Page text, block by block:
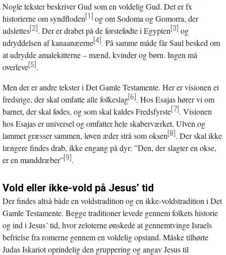
Nogle tekster beskriver Gud som en voldelig Gud. Det er fx
historierne om syndfloden [1]
og om Sodoma og Gomorra, der
udslettes [2] . Der er drabet på de førstefødte i Egypten [3] og
udryddelsen af kanaanæerne [4] . På samme måde får Saul besked om
at udrydde amalekitterne – mænd, kvinder og børn. Ingen må
overleve [5] .
Men der er andre tekster i Det Gamle Testamente. Her er visionen et
fredsrige, der skal omfatte alle folkeslag [6] . Hos Esajas hører vi om
barnet, der skal fødes, og som skal kaldes Fredsfyrste [7] . Visionen
hos Esajas er universel og omfatter hele skaberværket. Ulven og
lammet græsser sammen, løven æder strå som oksen [8] . Der skal ikke
længere findes drab, ikke engang på dyr: ”Den, der slagter en okse,
er en manddræber” [9] .
Vold eller ikke-vold på Jesus’ tid
Der findes altså både en voldstradition og en ikke-voldstradition i Det
Gamle Testamente. Begge traditioner levede gennem folkets historie
og ind i Jesus´ tid, hvor zeloterne ønskede at gennemtvinge Israels
befrielse fra romerne gennem en voldelig opstand. Måske tilhørte
Judas Iskariot oprindelig den gruppering og angav Jesus til